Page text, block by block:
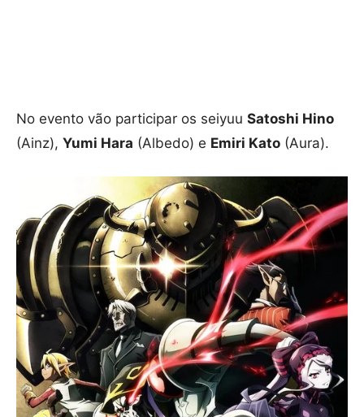
No evento vão participar os seiyuu Satoshi Hino
(Ainz), Yumi Hara (Albedo) e Emiri Kato (Aura).